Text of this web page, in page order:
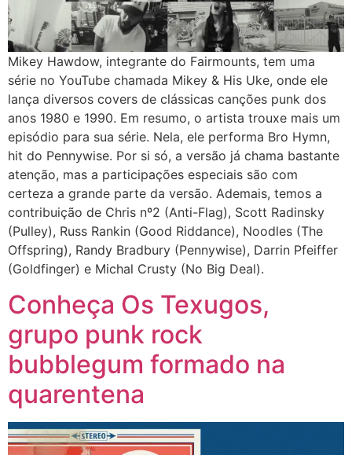
Mikey Hawdow, integrante do Fairmounts, tem uma
série no YouTube chamada Mikey & His Uke, onde ele
lança diversos covers de clássicas canções punk dos
anos 1980 e 1990. Em resumo, o artista trouxe mais um
episódio para sua série. Nela, ele performa Bro Hymn,
hit do Pennywise. Por si só, a versão já chama bastante
atenção, mas a participações especiais são com
certeza a grande parte da versão. Ademais, temos a
contribuição de Chris nº2 (Anti-Flag), Scott Radinsky
(Pulley), Russ Rankin (Good Riddance), Noodles (The
Offspring), Randy Bradbury (Pennywise), Darrin Pfeiffer
(Goldfinger) e Michal Crusty (No Big Deal).
Conheça Os Texugos,
grupo punk rock
bubblegum formado na
quarentena